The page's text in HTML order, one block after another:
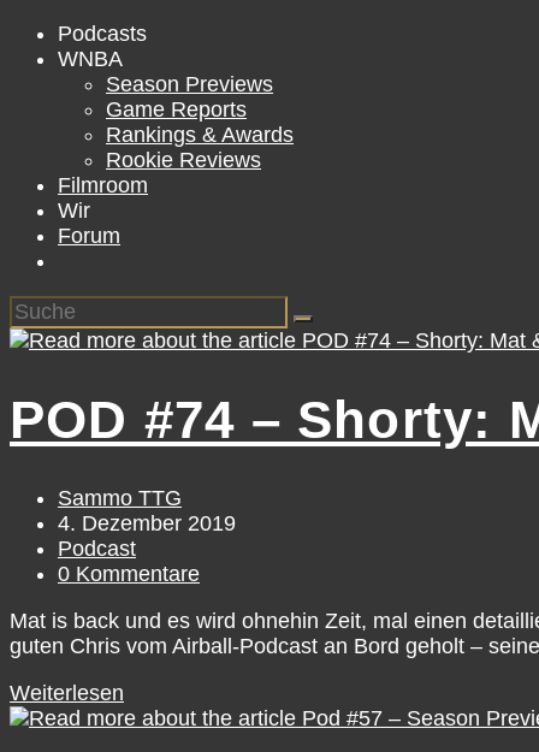
Podcasts
WNBA
Season Previews
Game Reports
Rankings & Awards
Rookie Reviews
Filmroom
Wir
Forum
POD #74 – Shorty:
Beitrags-
Autor:
Sammo TTG
Beitrag
veröffentlicht:
4. Dezember 2019
Beitrags-
Kategorie:
Podcast
Beitrags-
0 Kommentare
Mat is back und es wird ohnehin Zeit, mal einen
guten Chris vom Airball-Podcast an Bord geholt –
Weiterlesen
#74